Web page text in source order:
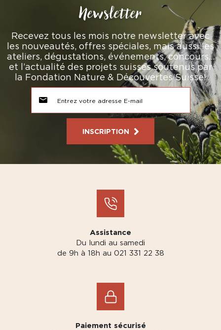
Newsletter
Recevez tous les mois notre newsletter avec
les nouveautés, offres spéciales, mais aussi les
ateliers, dégustations, événements, concours…
et l’actualité des projets suisses soutenus par
la Fondation Nature & Découvertes Suisse!
INSCRIPTION
Assistance
Du lundi au samedi
de 9h à 18h au 021 331 22 38
Paiement sécurisé